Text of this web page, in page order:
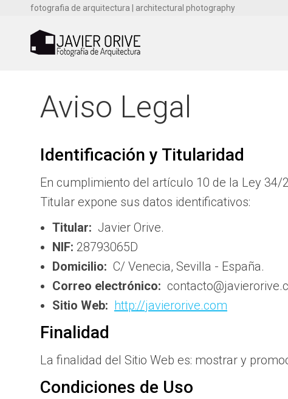
fotografia de arquitectura | architectural photography
Aviso Legal
Identificación y Titularidad
En cumplimiento del artículo 10 de la Ley 34/
Titular expone sus datos identificativos:
Titular: Javier Orive.
NIF: 28793065D
Domicilio: C/ Venecia, Sevilla - España.
Correo electrónico:
Sitio Web: http://javierorive.com
Finalidad
La finalidad del Sitio Web es: mostrar y
Condiciones de Uso